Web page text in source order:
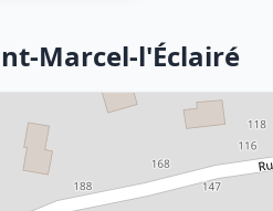
Marcel-l'Éclairé